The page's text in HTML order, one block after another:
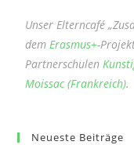
Unser Elterncafé
dem Erasmus+-
Partnerschulen
Moissac (Frankreich).
Neueste Beiträge